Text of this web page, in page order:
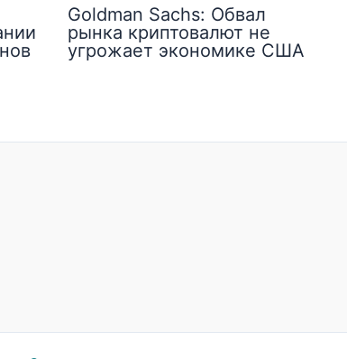
Goldman Sachs: Обвал
рынка криптовалют не
угрожает экономике США